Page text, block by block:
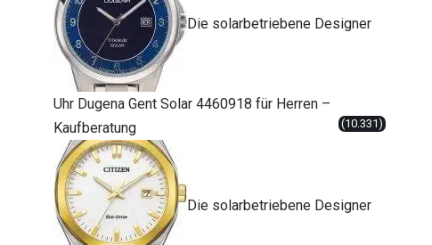
Die solarbetriebene Designer
Uhr Dugena Gent Solar 4460918 für Herren –
Kaufberatung
(10.331)
Die solarbetriebene Designer